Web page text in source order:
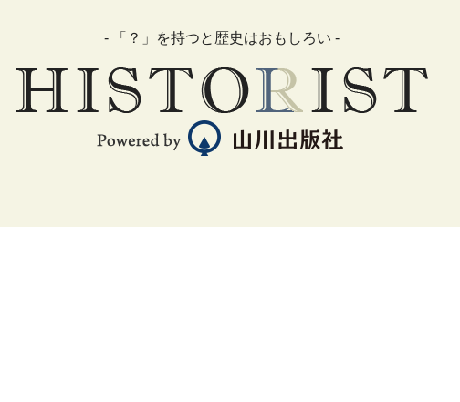
- 「？」を持つと歴史はおもしろい -